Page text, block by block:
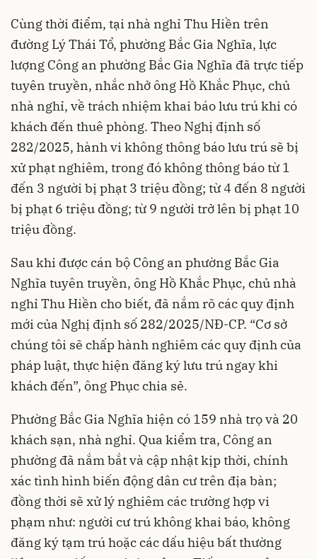
Cùng thời điểm, tại nhà nghỉ Thu Hiền trên
đường Lý Thái Tổ, phường Bắc Gia Nghĩa, lực
lượng Công an phường Bắc Gia Nghĩa đã trực tiếp
tuyên truyền, nhắc nhở ông Hồ Khắc Phục, chủ
nhà nghỉ, về trách nhiệm khai báo lưu trú khi có
khách đến thuê phòng. Theo Nghị định số
282/2025, hành vi không thông báo lưu trú sẽ bị
xử phạt nghiêm, trong đó không thông báo từ 1
đến 3 người bị phạt 3 triệu đồng; từ 4 đến 8 người
bị phạt 6 triệu đồng; từ 9 người trở lên bị phạt 10
triệu đồng.
Sau khi được cán bộ Công an phường Bắc Gia
Nghĩa tuyên truyền, ông Hồ Khắc Phục, chủ nhà
nghỉ Thu Hiền cho biết, đã nắm rõ các quy định
mới của Nghị định số 282/2025/NĐ-CP. “Cơ sở
chúng tôi sẽ chấp hành nghiêm các quy định của
pháp luật, thực hiện đăng ký lưu trú ngay khi
khách đến”, ông Phục chia sẻ.
Phường Bắc Gia Nghĩa hiện có 159 nhà trọ và 20
khách sạn, nhà nghỉ. Qua kiểm tra, Công an
phường đã nắm bắt và cập nhật kịp thời, chính
xác tình hình biến động dân cư trên địa bàn;
đồng thời sẽ xử lý nghiêm các trường hợp vi
phạm như: người cư trú không khai báo, không
đăng ký tạm trú hoặc các dấu hiệu bất thường